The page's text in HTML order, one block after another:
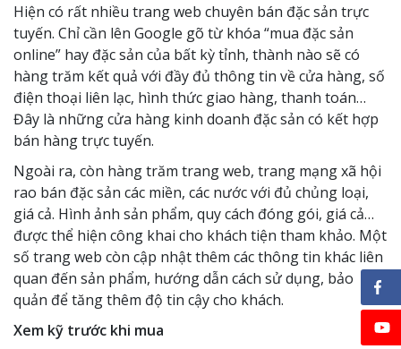
Hiện có rất nhiều trang web chuyên bán đặc sản trực
tuyến. Chỉ cần lên Google gõ từ khóa “mua đặc sản
online” hay đặc sản của bất kỳ tỉnh, thành nào sẽ có
hàng trăm kết quả với đầy đủ thông tin về cửa hàng, số
điện thoại liên lạc, hình thức giao hàng, thanh toán…
Đây là những cửa hàng kinh doanh đặc sản có kết hợp
bán hàng trực tuyến.
Ngoài ra, còn hàng trăm trang web, trang mạng xã hội
rao bán đặc sản các miền, các nước với đủ chủng loại,
giá cả. Hình ảnh sản phẩm, quy cách đóng gói, giá cả…
được thể hiện công khai cho khách tiện tham khảo. Một
số trang web còn cập nhật thêm các thông tin khác liên
quan đến sản phẩm, hướng dẫn cách sử dụng, bảo
quản để tăng thêm độ tin cậy cho khách.
Xem kỹ trước khi mua